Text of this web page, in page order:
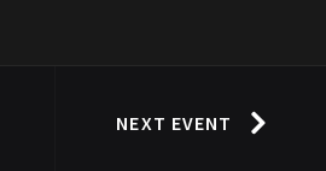
NEXT EVENT